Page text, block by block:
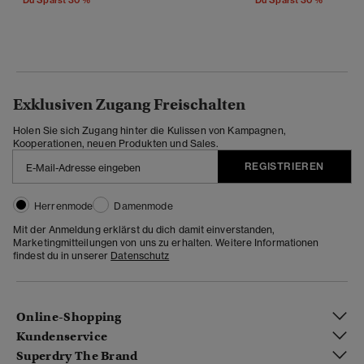
Exklusiven Zugang Freischalten
Holen Sie sich Zugang hinter die Kulissen von Kampagnen,
Kooperationen, neuen Produkten und Sales.
REGISTRIEREN
Herrenmode
Damenmode
Mit der Anmeldung erklärst du dich damit einverstanden,
Marketingmitteilungen von uns zu erhalten. Weitere Informationen
findest du in unserer Datenschutz
Online-Shopping
Kundenservice
Superdry The Brand